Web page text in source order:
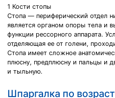
1 Кости стопы
Стопа — периферический отдел
является органом опоры тела и
функции рессорного аппарата.
отделяющая ее от голени,
Стопа имеет сложное
плюсну, предплюсну и пальцы и
и тыльную.
Шпаргалка по